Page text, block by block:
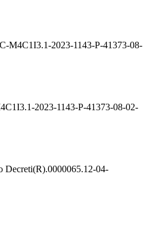
M4C1I3.1-2023-1143-P-41373-08-
2023-1143-P-41373-08-02-
04-